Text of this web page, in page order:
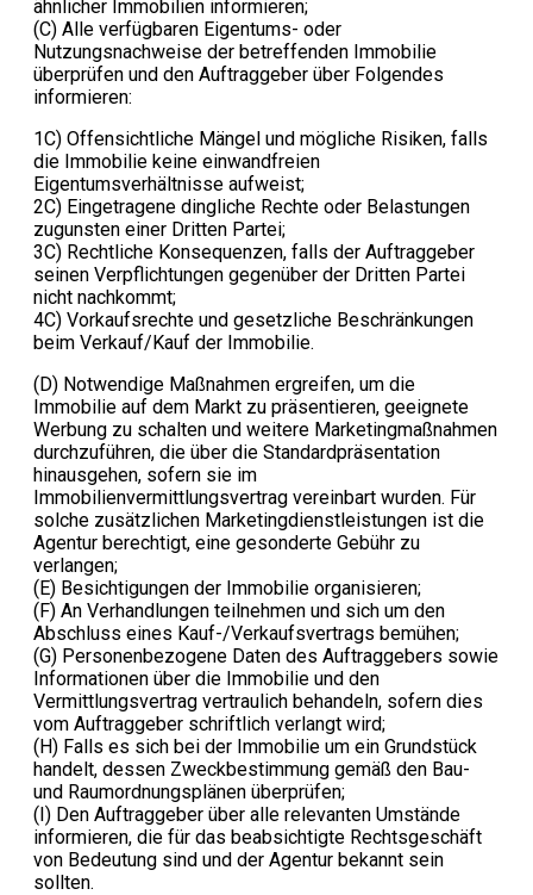
ähnlicher Immobilien informieren;
(C) Alle verfügbaren Eigentums- oder
Nutzungsnachweise der betreffenden Immobilie
überprüfen und den Auftraggeber über Folgendes
informieren:
1C) Offensichtliche Mängel und mögliche Risiken, falls
die Immobilie keine einwandfreien
Eigentumsverhältnisse aufweist;
2C) Eingetragene dingliche Rechte oder Belastungen
zugunsten einer Dritten Partei;
3C) Rechtliche Konsequenzen, falls der Auftraggeber
seinen Verpflichtungen gegenüber der Dritten Partei
nicht nachkommt;
4C) Vorkaufsrechte und gesetzliche Beschränkungen
beim Verkauf/Kauf der Immobilie.
(D) Notwendige Maßnahmen ergreifen, um die
Immobilie auf dem Markt zu präsentieren, geeignete
Werbung zu schalten und weitere Marketingmaßnahmen
durchzuführen, die über die Standardpräsentation
hinausgehen, sofern sie im
Immobilienvermittlungsvertrag vereinbart wurden. Für
solche zusätzlichen Marketingdienstleistungen ist die
Agentur berechtigt, eine gesonderte Gebühr zu
verlangen;
(E) Besichtigungen der Immobilie organisieren;
(F) An Verhandlungen teilnehmen und sich um den
Abschluss eines Kauf-/Verkaufsvertrags bemühen;
(G) Personenbezogene Daten des Auftraggebers sowie
Informationen über die Immobilie und den
Vermittlungsvertrag vertraulich behandeln, sofern dies
vom Auftraggeber schriftlich verlangt wird;
(H) Falls es sich bei der Immobilie um ein Grundstück
handelt, dessen Zweckbestimmung gemäß den Bau-
und Raumordnungsplänen überprüfen;
(I) Den Auftraggeber über alle relevanten Umstände
informieren, die für das beabsichtigte Rechtsgeschäft
von Bedeutung sind und der Agentur bekannt sein
sollten.